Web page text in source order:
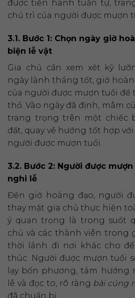
được tiến hành tuần tự,
chủ trì của người được mượn
3.1. Bước 1: Chọn ngày giờ
biện lễ vật
Gia chủ cần xem xét kỹ
ngày lành tháng tốt, giờ
của người được mượn tuổi để
thổ. Vào ngày đã định, mâm
trang trọng trên một chiếc
đất, quay về hướng tốt hợp
người được mượn tuổi.
3.2. Bước 2: Người được
nghi lễ
Đến giờ hoàng đạo, người
thay mặt gia chủ thực hiện
ý quan trọng là trong suốt
chủ và các thành viên trong
thời lánh đi nơi khác cho
thúc. Người được mượn tuổi
lạy bốn phương, tám hướng
lễ và đọc to, rõ ràng bài cúng
đã chuẩn bị.